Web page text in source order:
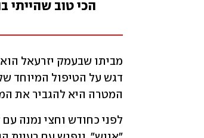
הכי טוב שהייתי
המטרה היא להגביר את